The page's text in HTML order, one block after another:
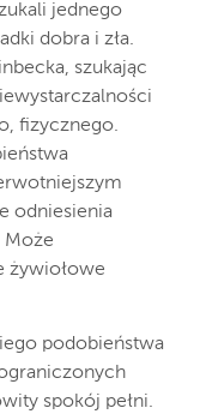
jednego
dobra i zła.
szukając
fizycznego.
odniesienia
Może
żywiołowe
podobieństwa
spokój pełni.